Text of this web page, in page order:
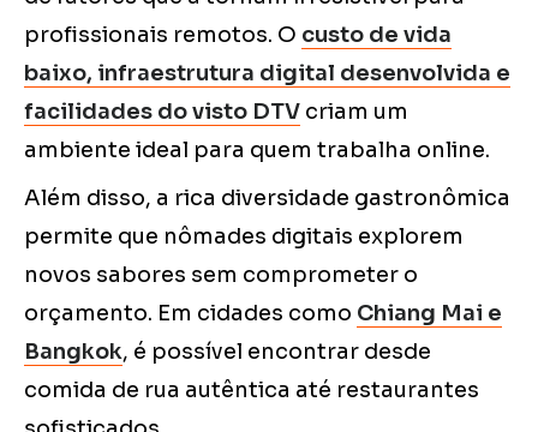
profissionais remotos. O custo de vida
baixo, infraestrutura digital desenvolvida e
facilidades do visto DTV criam um
ambiente ideal para quem trabalha online.
Além disso, a rica diversidade gastronômica
permite que nômades digitais explorem
novos sabores sem comprometer o
orçamento. Em cidades como Chiang Mai e
Bangkok, é possível encontrar desde
comida de rua autêntica até restaurantes